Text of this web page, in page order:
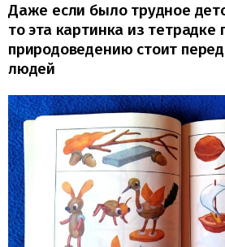
Даже если было трудное
то эта картинка из тетрадке
природоведению стоит
людей